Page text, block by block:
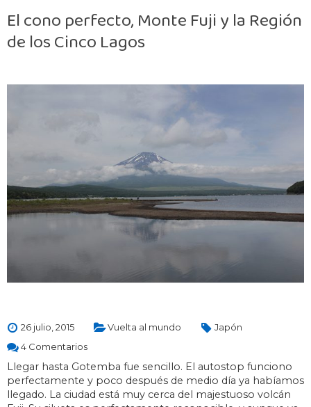
El cono perfecto, Monte Fuji y la Región
de los Cinco Lagos
26 julio, 2015 Vuelta al mundo
Japón
4 Comentarios
Llegar hasta Gotemba fue sencillo. El autostop funciono
perfectamente y poco después de medio día ya habíamos
llegado. La ciudad está muy cerca del majestuoso volcán